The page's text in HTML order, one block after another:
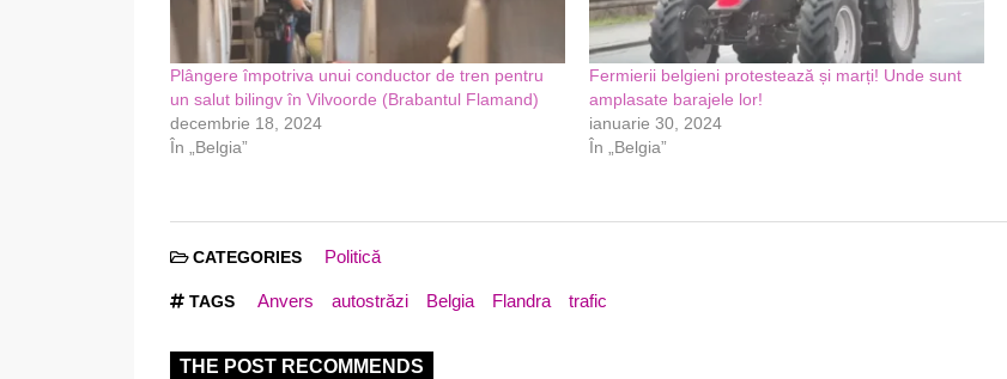
Plângere împotriva unui conductor de tren pentru
un salut bilingv în Vilvoorde (Brabantul Flamand)
decembrie 18, 2024
În „Belgia”
Fermierii belgieni protestează și marți! Unde sunt
amplasate barajele lor!
ianuarie 30, 2024
În „Belgia”
CATEGORIES Politică
TAGS Anvers autostrăzi Belgia Flandra trafic
THE POST RECOMMENDS